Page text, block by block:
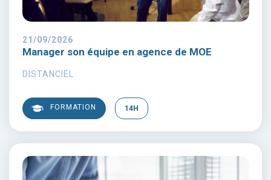
21/09/2026
Manager son équipe en agence de MOE
DISTANCIEL
FORMATION 14H